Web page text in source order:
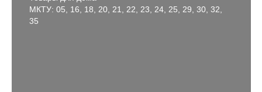
МКТУ: 05, 16, 18, 20, 21, 22, 23, 24, 25, 29, 30, 32,
35